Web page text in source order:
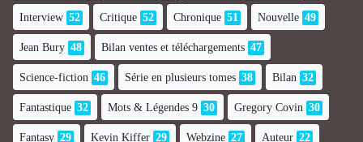
Interview 52 Critique 52 Chronique 51 Nouvelle 49
Jean Bury 48 Bilan ventes et téléchargements 47
Science-fiction 46 Série en plusieurs tomes 38 Bilan 32
Fantastique 32 Mots & Légendes 9 30 Gregory Covin 30
Fantasy 29 Kevin Kiffer 29 Webzine 27 Auteur 22